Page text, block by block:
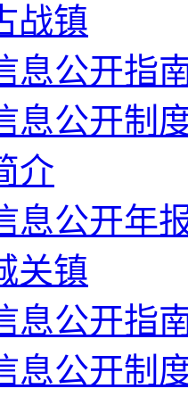
战镇
息公开指
息公开制
介
息公开年
关镇
息公开指
息公开制